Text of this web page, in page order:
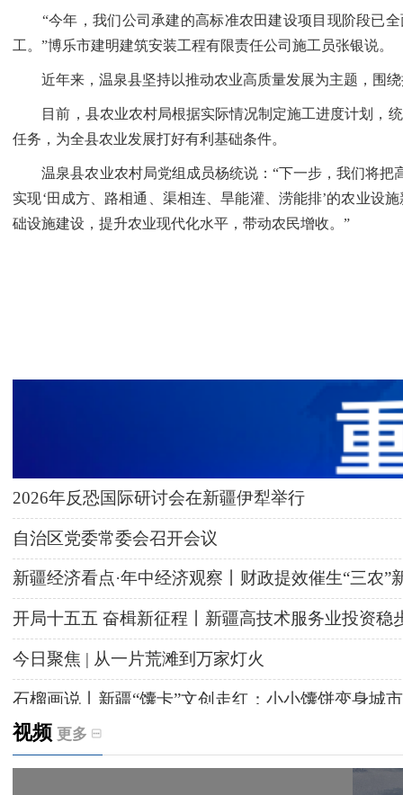
“今年，我们公司承建的高标准农田建设项目现阶段已全
工。”博乐市建明建筑安装工程有限责任公司施工员张银说。
近年来，温泉县坚持以推动农业高质量发展为主题，围绕
目前，县农业农村局根据实际情况制定施工进度计划，统
任务，为全县农业发展打好有利基础条件。
温泉县农业农村局党组成员杨统说：“下一步，我们将把
实现‘田成方、路相通、渠相连、旱能灌、涝能排’的农业设
础设施建设，提升农业现代化水平，带动农民增收。”
2026年反恐国际研讨会在新疆伊犁举行
自治区党委常委会召开会议
新疆经济看点·年中经济观察丨财政提效催生“三农”
开局十五五 奋楫新征程丨新疆高技术服务业投资稳
今日聚焦 | 从一片荒滩到万家灯火
石榴画说丨新疆“馕卡”文创走红：小小馕饼变身城
天山观察丨暑期AI研学热，孩子们究竟学到什么
视频 更多